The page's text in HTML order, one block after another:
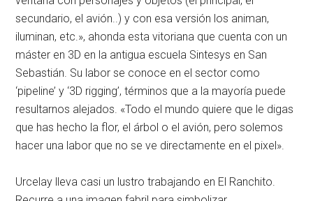
secundario, el avión..) y con esa versión los animan,
iluminan, etc.», ahonda esta vitoriana que cuenta con un
máster en 3D en la antigua escuela Sintesys en San
Sebastián. Su labor se conoce en el sector como
‘pipeline’ y ‘3D rigging’, términos que a la mayoría puede
resultarnos alejados. «Todo el mundo quiere que le digas
que has hecho la flor, el árbol o el avión, pero solemos
hacer una labor que no se ve directamente en el pixel».
Urcelay lleva casi un lustro trabajando en El Ranchito.